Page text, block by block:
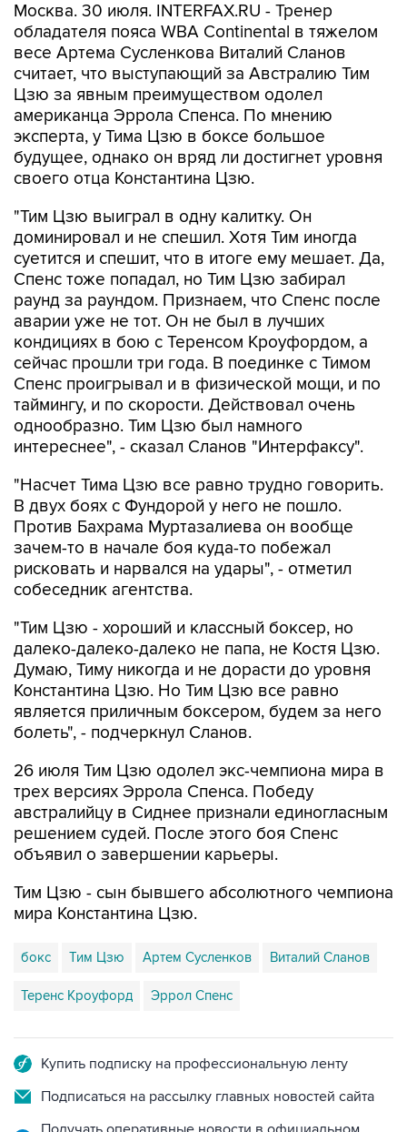
Москва. 30 июля. INTERFAX.RU - Тренер
обладателя пояса WBA Continental в тяжелом
весе Артема Сусленкова Виталий Сланов
считает, что выступающий за Австралию Тим
Цзю за явным преимуществом одолел
американца Эррола Спенса. По мнению
эксперта, у Тима Цзю в боксе большое
будущее, однако он вряд ли достигнет уровня
своего отца Константина Цзю.
"Тим Цзю выиграл в одну калитку. Он
доминировал и не спешил. Хотя Тим иногда
суетится и спешит, что в итоге ему мешает. Да,
Спенс тоже попадал, но Тим Цзю забирал
раунд за раундом. Признаем, что Спенс после
аварии уже не тот. Он не был в лучших
кондициях в бою с Теренсом Кроуфордом, а
сейчас прошли три года. В поединке с Тимом
Спенс проигрывал и в физической мощи, и по
таймингу, и по скорости. Действовал очень
однообразно. Тим Цзю был намного
интереснее", - сказал Сланов "Интерфаксу".
"Насчет Тима Цзю все равно трудно говорить.
В двух боях с Фундорой у него не пошло.
Против Бахрама Муртазалиева он вообще
зачем-то в начале боя куда-то побежал
рисковать и нарвался на удары", - отметил
собеседник агентства.
"Тим Цзю - хороший и классный боксер, но
далеко-далеко-далеко не папа, не Костя Цзю.
Думаю, Тиму никогда и не дорасти до уровня
Константина Цзю. Но Тим Цзю все равно
является приличным боксером, будем за него
болеть", - подчеркнул Сланов.
26 июля Тим Цзю одолел экс-чемпиона мира в
трех версиях Эррола Спенса. Победу
австралийцу в Сиднее признали единогласным
решением судей. После этого боя Спенс
объявил о завершении карьеры.
Тим Цзю - сын бывшего абсолютного чемпиона
мира Константина Цзю.
бокс Тим Цзю Артем Сусленков Виталий Сланов
Теренс Кроуфорд Эррол Спенс
Купить подписку на профессиональную ленту
Подписаться на рассылку главных новостей сайта